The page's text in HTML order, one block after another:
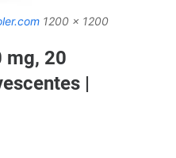
1200 x 1200
mg, 20
|